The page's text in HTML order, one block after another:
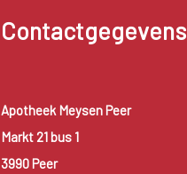
Contactgegevens
Apotheek Meysen Peer
Markt 21 bus 1
3990 Peer